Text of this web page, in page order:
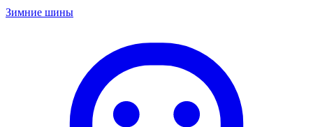
Зимние шины